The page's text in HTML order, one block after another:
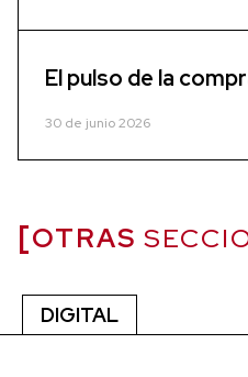
El pulso de la
30 de junio 2026
OTRAS
DIGITAL